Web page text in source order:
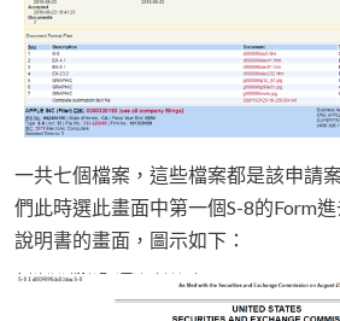
一共七個檔案，這些檔案都是該申請
們此時選此畫面中第一個S-8的Form
說明書的畫面，圖示如下：